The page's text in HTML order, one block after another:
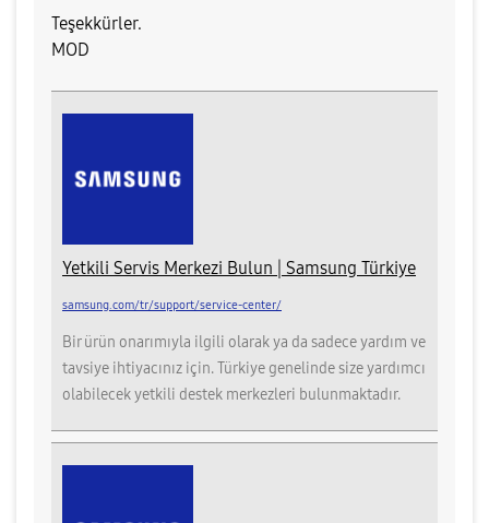
Teşekkürler.
MOD
Yetkili Servis Merkezi Bulun | Samsung Türkiye
samsung.com/tr/support/service-center/
Bir ürün onarımıyla ilgili olarak ya da sadece yardım ve
tavsiye ihtiyacınız için. Türkiye genelinde size yardımcı
olabilecek yetkili destek merkezleri bulunmaktadır.